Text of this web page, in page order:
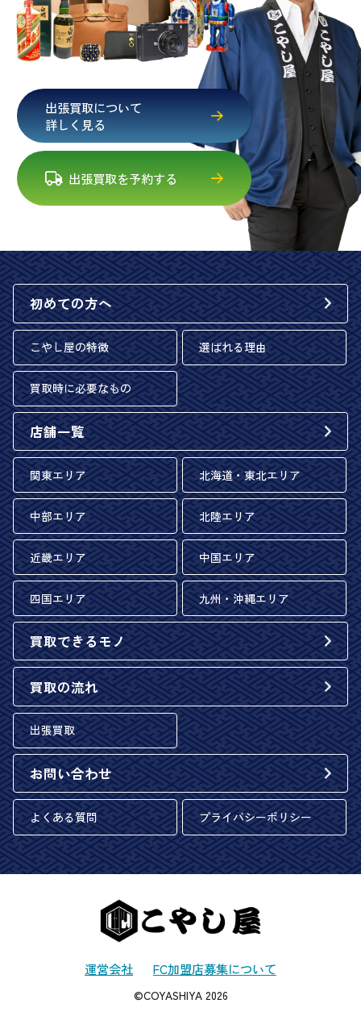
出張買取について
詳しく見る
出張買取を予約する
初めての方へ
こやし屋の特徴 選ばれる理由
買取時に必要なもの
店舗一覧
関東エリア 北海道・東北エリア
中部エリア 北陸エリア
近畿エリア 中国エリア
四国エリア 九州・沖縄エリア
買取できるモノ
買取の流れ
出張買取
お問い合わせ
よくある質問 プライバシーポリシー
運営会社 FC加盟店募集について
©COYASHIYA 2026